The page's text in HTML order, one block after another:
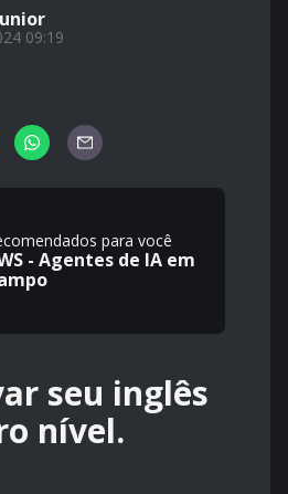
09:19
para você
- Agentes de IA em
seu inglês
nível.